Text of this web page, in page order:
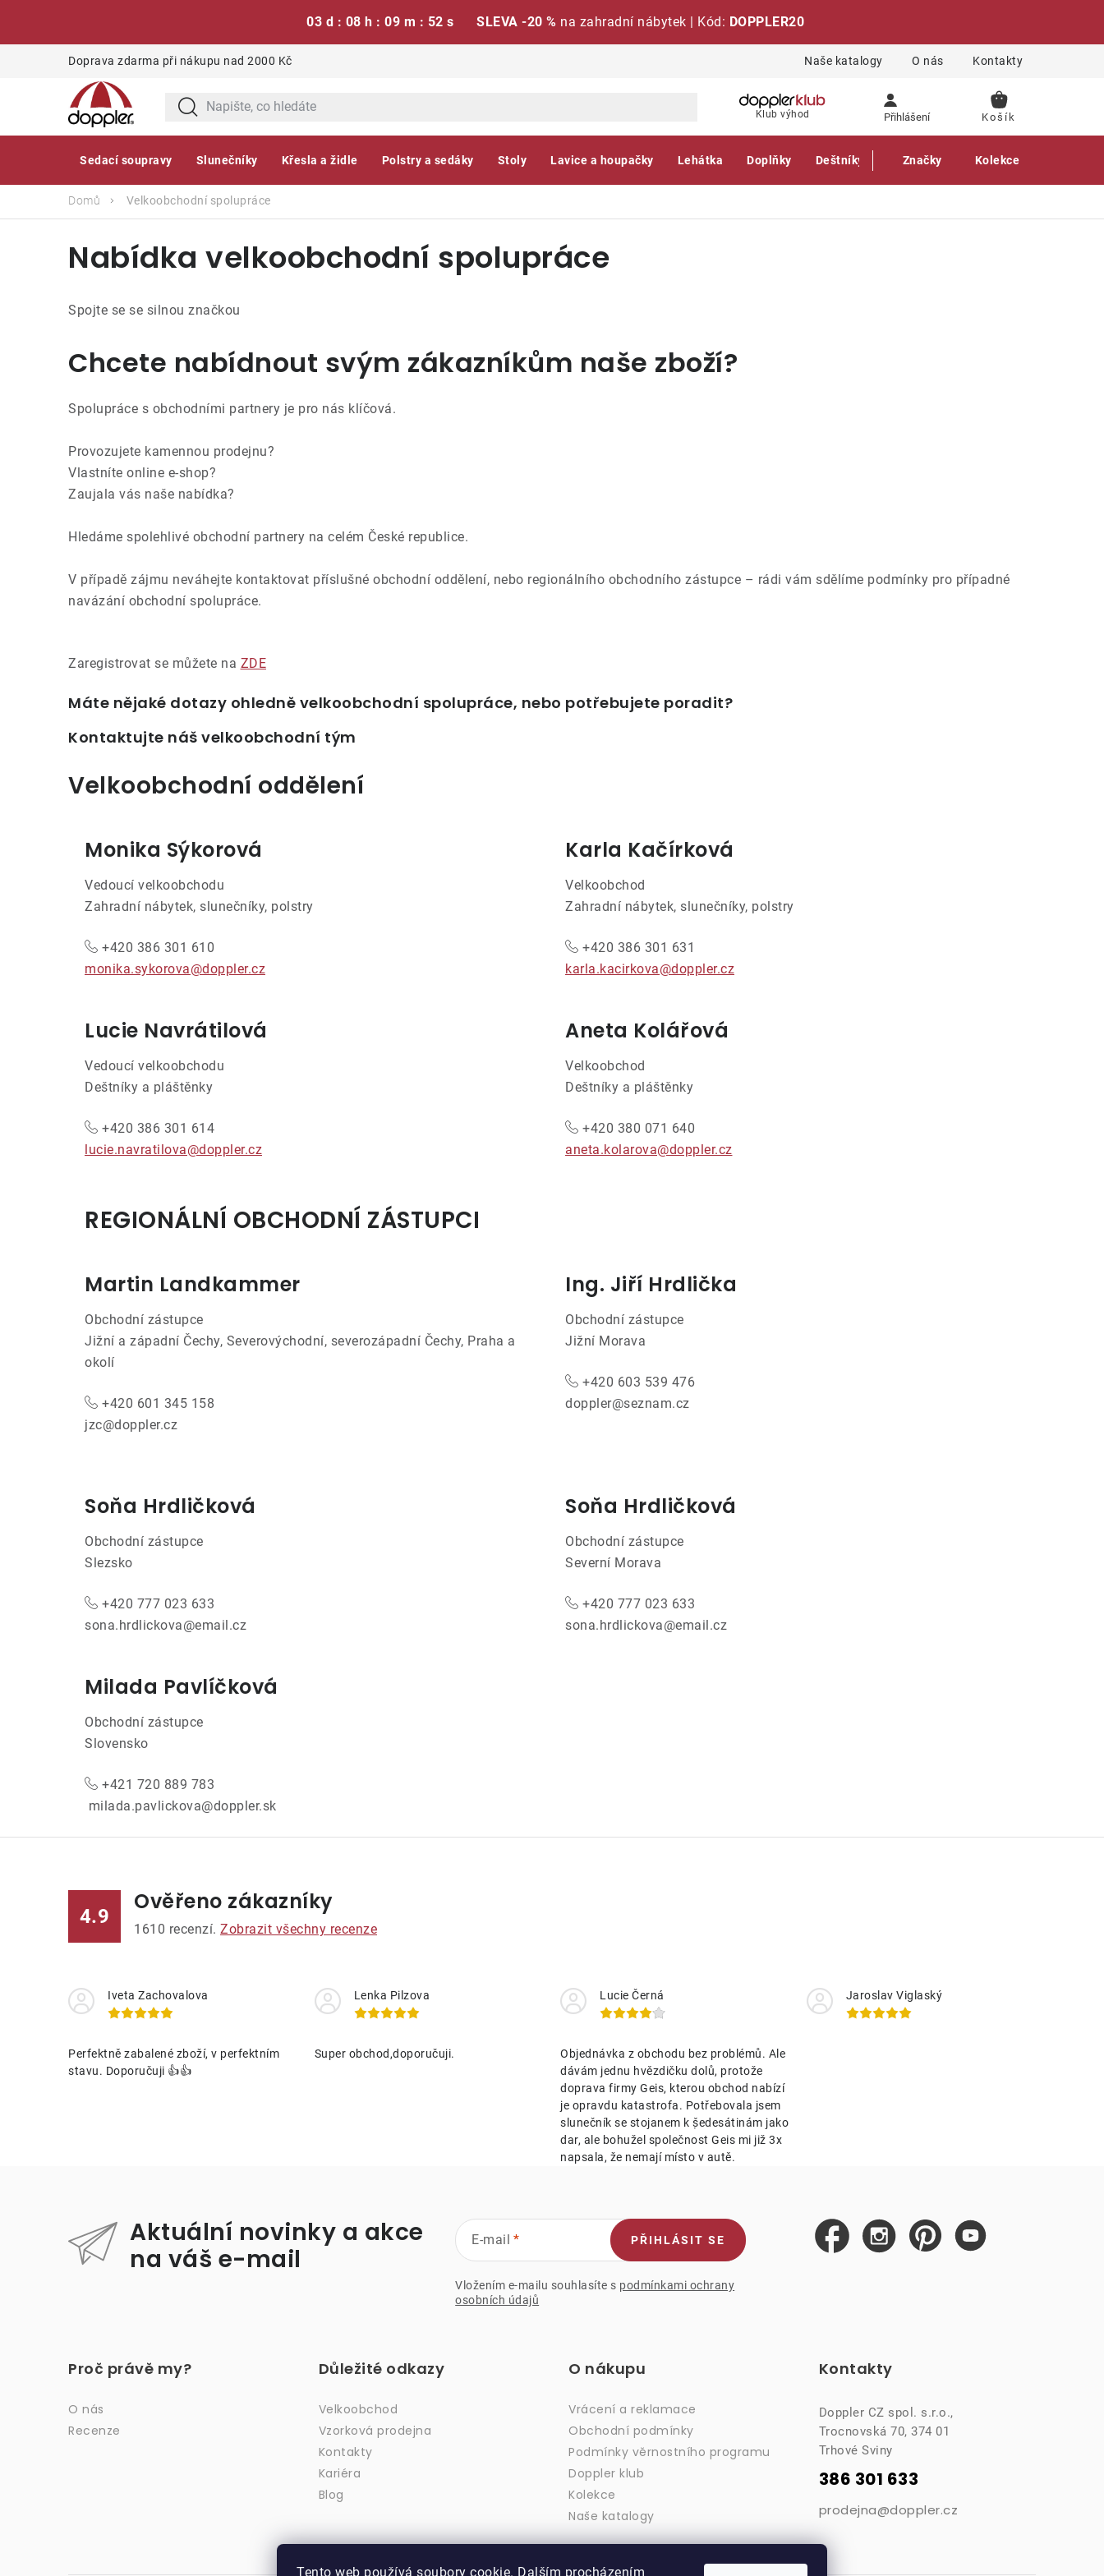
03 d : 08 h : 09 m : 51 s SLEVA -20 % na zahradní nábytek | Kód: DOPPLER20
Tento web používá soubory cookie. Dalším procházením
Doprava zdarma při nákupu nad 2000 Kč Naše katalogy O nás Kontakty
Klub výhod Přihlášení
NÁKUPNÍ
Sedací soupravy Slunečníky Křesla a židle Polstry a sedáky Stoly Lavice a houpačky Lehátka Doplňky Deštníky Gastro produkty
Značky Kolekce
Domů Velkoobchodní spolupráce
Nabídka velkoobchodní spolupráce
Spojte se se silnou značkou
Chcete nabídnout svým zákazníkům naše zboží?
Spolupráce s obchodními partnery je pro nás klíčová.
Provozujete kamennou prodejnu?
Vlastníte online e-shop?
Zaujala vás naše nabídka?
Hledáme spolehlivé obchodní partnery na celém České republice.
V případě zájmu neváhejte kontaktovat příslušné obchodní oddělení, nebo regionálního obchodního zástupce – rádi vám sdělíme podmínky pro případné
navázání obchodní spolupráce.
Zaregistrovat se můžete na ZDE
Máte nějaké dotazy ohledně velkoobchodní spolupráce, nebo potřebujete poradit?
Kontaktujte náš velkoobchodní tým
Velkoobchodní oddělení
Monika Sýkorová
Vedoucí velkoobchodu
Zahradní nábytek, slunečníky, polstry
+420 386 301 610
monika.sykorova@doppler.cz
Karla Kačírková
Velkoobchod
Zahradní nábytek, slunečníky, polstry
+420 386 301 631
karla.kacirkova@doppler.cz
Lucie Navrátilová
Vedoucí velkoobchodu
Deštníky a pláštěnky
+420 386 301 614
lucie.navratilova@doppler.cz
Aneta Kolářová
Velkoobchod
Deštníky a pláštěnky
+420 380 071 640
aneta.kolarova@doppler.cz
REGIONÁLNÍ OBCHODNÍ ZÁSTUPCI
Martin Landkammer
Obchodní zástupce
Jižní a západní Čechy, Severovýchodní, severozápadní Čechy, Praha a
okolí
+420 601 345 158
jzc@doppler.cz
Ing. Jiří Hrdlička
Obchodní zástupce
Jižní Morava
+420 603 539 476
doppler@seznam.cz
Soňa Hrdličková
Obchodní zástupce
Slezsko
+420 777 023 633
sona.hrdlickova@email.cz
Soňa Hrdličková
Obchodní zástupce
Severní Morava
+420 777 023 633
sona.hrdlickova@email.cz
Milada Pavlíčková
Obchodní zástupce
Slovensko
+421 720 889 783
milada.pavlickova@doppler.sk
4.9
Ověřeno zákazníky
1610 recenzí. Zobrazit všechny recenze
Iveta Zachovalova
Perfektně zabalené zboží, v perfektním
stavu. Doporučuji 👍👍
Lenka Pilzova
Super obchod,doporučuji.
Lucie Černá
Objednávka z obchodu bez problémů. Ale
dávám jednu hvězdičku dolů, protože
doprava firmy Geis, kterou obchod nabízí
je opravdu katastrofa. Potřebovala jsem
slunečník se stojanem k ṣ̌edesátinám jako
dar, ale bohužel společnost Geis mi již 3x
napsala, že nemají místo v autě.
Jaroslav Viglaský
Aktuální novinky a akce
na váš e-mail
E-mail
Vložením e-mailu souhlasíte s podmínkami ochrany
osobních údajů
PŘIHLÁSIT SE
Proč právě my?
O nás
Recenze
Důležité odkazy
Velkoobchod
Vzorková prodejna
Kontakty
Kariéra
Blog
O nákupu
Vrácení a reklamace
Obchodní podmínky
Podmínky věrnostního programu
Doppler klub
Kolekce
Naše katalogy
Kontakty
Doppler CZ spol. s.r.o.,
Trocnovská 70, 374 01
Trhové Sviny
386 301 633
prodejna@doppler.cz